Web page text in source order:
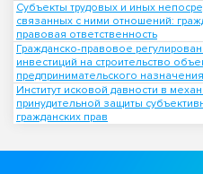
Субъекты трудовых и иных
связанных с ними отношений:
правовая ответственность
Гражданско-правовое
инвестиций на строительство
предпринимательского назначения
Институт исковой давности в
принудительной защиты
гражданских прав